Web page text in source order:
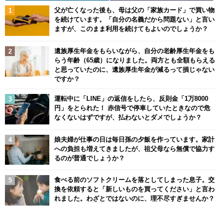
父が亡くなった後も、母は父の「家族カード」で買い物
を続けています。「自分の名義だから問題ない」と言い
ますが、このまま利用を続けてもよいのでしょうか？
遺族厚生年金をもらいながら、自分の老齢厚生年金をも
らう年齢（65歳）になりました。両方とも全額もらえる
と思っていたのに、遺族厚生年金が減るって損じゃない
ですか？
運転中に「LINE」の返信をしたら、反則金「1万8000
円」をとられた！ 赤信号で停車していたときなので危
なくないはずですが、払わないとダメでしょうか？
娘夫婦が仕事の日は毎日孫の夕飯を作っています。家計
への負担も増えてきましたが、祖父母なら無償で協力す
るのが普通でしょうか？
食べる前のソフトクリームを落としてしまった息子。交
換を依頼すると「新しいものを買ってください」と言わ
れました。わざとではないのに、理不尽すぎませんか？